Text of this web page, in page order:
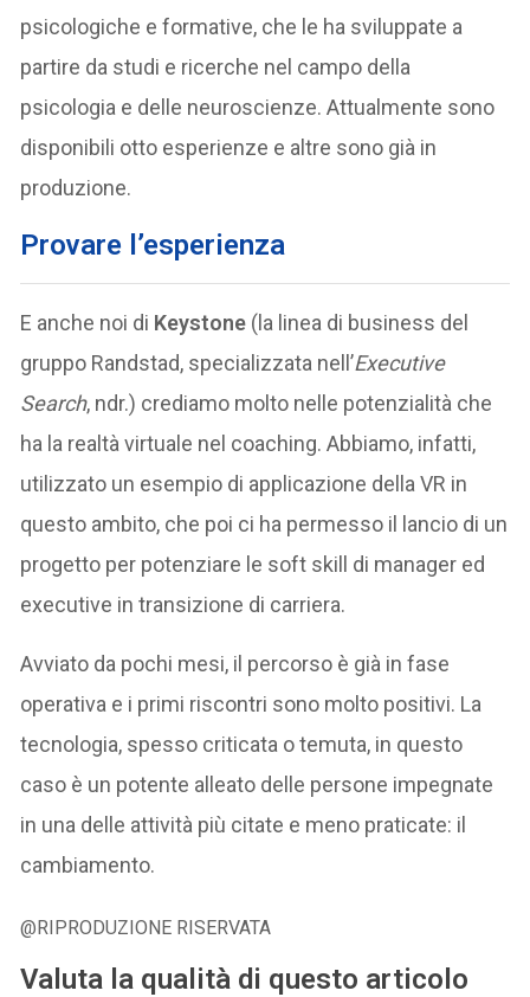
psicologiche e formative, che le ha sviluppate a
partire da studi e ricerche nel campo della
psicologia e delle neuroscienze. Attualmente sono
disponibili otto esperienze e altre sono già in
produzione.
Provare l’esperienza
E anche noi di Keystone (la linea di business del
gruppo Randstad, specializzata nell’Executive
Search, ndr.) crediamo molto nelle potenzialità che
ha la realtà virtuale nel coaching. Abbiamo, infatti,
utilizzato un esempio di applicazione della VR in
questo ambito, che poi ci ha permesso il lancio di un
progetto per potenziare le soft skill di manager ed
executive in transizione di carriera.
Avviato da pochi mesi, il percorso è già in fase
operativa e i primi riscontri sono molto positivi. La
tecnologia, spesso criticata o temuta, in questo
caso è un potente alleato delle persone impegnate
in una delle attività più citate e meno praticate: il
cambiamento.
@RIPRODUZIONE RISERVATA
Valuta la qualità di questo articolo